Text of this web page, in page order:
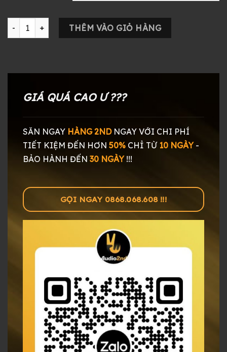
MW07 Tortoise Shell số lượngTHÊM VÀO GIỎ HÀNG
GIÁ QUÁ CAO Ư ???
SĂN NGAY HÀNG 2NDNGAY VỚI CHI PHÍ
TIẾT KIỆM ĐẾN HƠN 50% CHỈ TỪ 10 NGÀY-
BẢO HÀNH ĐẾN 30 NGÀY!!!
GỌI NGAY 0868.068.608 !!!